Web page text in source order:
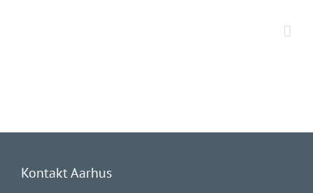
Kontakt Aarhus